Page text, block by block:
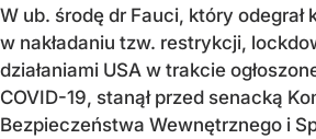
W ub. środę dr Fauci, który odegrał
w nakładaniu tzw. restrykcji,
działaniami USA w trakcie
COVID-19, stanął przed senacką
Bezpieczeństwa Wewnętrznego i